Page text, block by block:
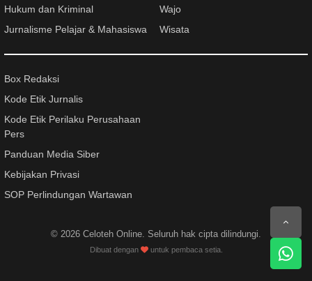
Hukum dan Kriminal
Jurnalisme Pelajar & Mahasiswa
Wajo
Wisata
Box Redaksi
Kode Etik Jurnalis
Kode Etik Perilaku Perusahaan
Pers
Panduan Media Siber
Kebijakan Privasi
SOP Perlindungan Wartawan
© 2026 Celoteh Online. Seluruh hak cipta dilindungi.
Dibuat dengan untuk pembaca setia.